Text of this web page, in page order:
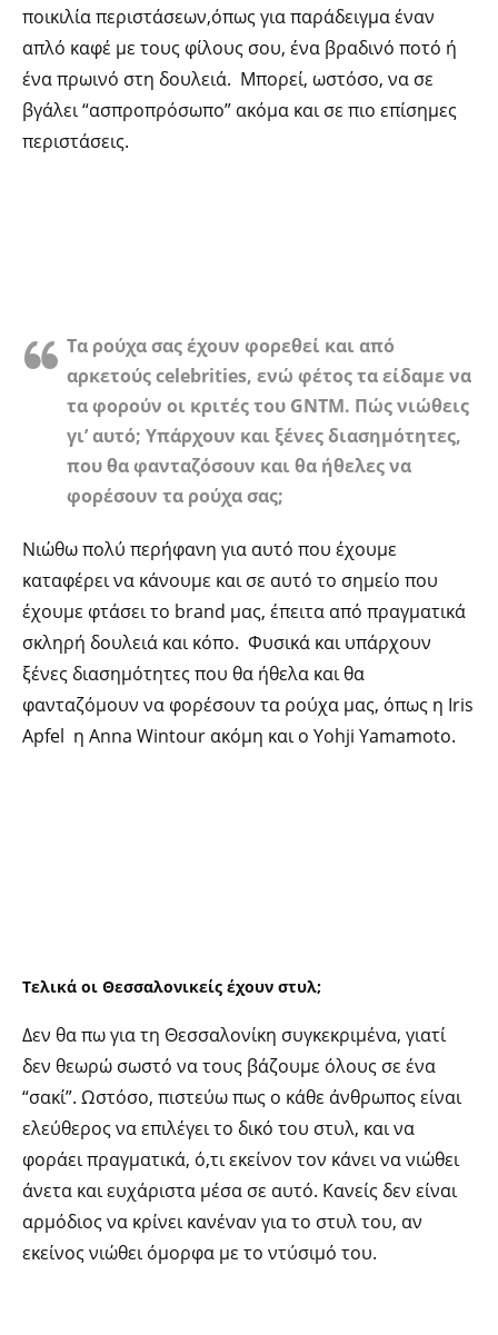
ποικιλία περιστάσεων,όπως για παράδειγμα έναν
απλό καφέ με τους φίλους σου, ένα βραδινό ποτό ή
ένα πρωινό στη δουλειά. Μπορεί, ωστόσο, να σε
βγάλει “ασπροπρόσωπο” ακόμα και σε πιο επίσημες
περιστάσεις.
Τα ρούχα σας έχουν φορεθεί και από
αρκετούς celebrities, ενώ φέτος τα είδαμε να
τα φορούν οι κριτές του GNTM. Πώς νιώθεις
γι’ αυτό; Υπάρχουν και ξένες διασημότητες,
που θα φανταζόσoυν και θα ήθελες να
φορέσουν τα ρούχα σας;
Νιώθω πολύ περήφανη για αυτό που έχουμε
καταφέρει να κάνουμε και σε αυτό το σημείο που
έχουμε φτάσει το brand μας, έπειτα από πραγματικά
σκληρή δουλειά και κόπο. Φυσικά και υπάρχουν
ξένες διασημότητες που θα ήθελα και θα
φανταζόμουν να φορέσουν τα ρούχα μας, όπως η Iris
Apfel η Anna Wintour ακόμη και ο Yohji Yamamoto.
Τελικά οι Θεσσαλονικείς έχουν στυλ;
Δεν θα πω για τη Θεσσαλονίκη συγκεκριμένα, γιατί
δεν θεωρώ σωστό να τους βάζουμε όλους σε ένα
“σακί”. Ωστόσο, πιστεύω πως ο κάθε άνθρωπος είναι
ελεύθερος να επιλέγει το δικό του στυλ, και να
φοράει πραγματικά, ό,τι εκείνον τον κάνει να νιώθει
άνετα και ευχάριστα μέσα σε αυτό. Κανείς δεν είναι
αρμόδιος να κρίνει κανέναν για το στυλ του, αν
εκείνος νιώθει όμορφα με το ντύσιμό του.